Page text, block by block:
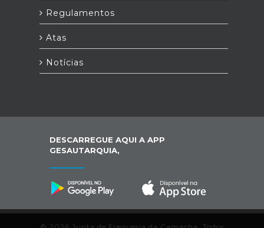
Regulamentos
Atas
Notícias
DESCARREGUE AQUI A APP
GESAUTARQUIA,